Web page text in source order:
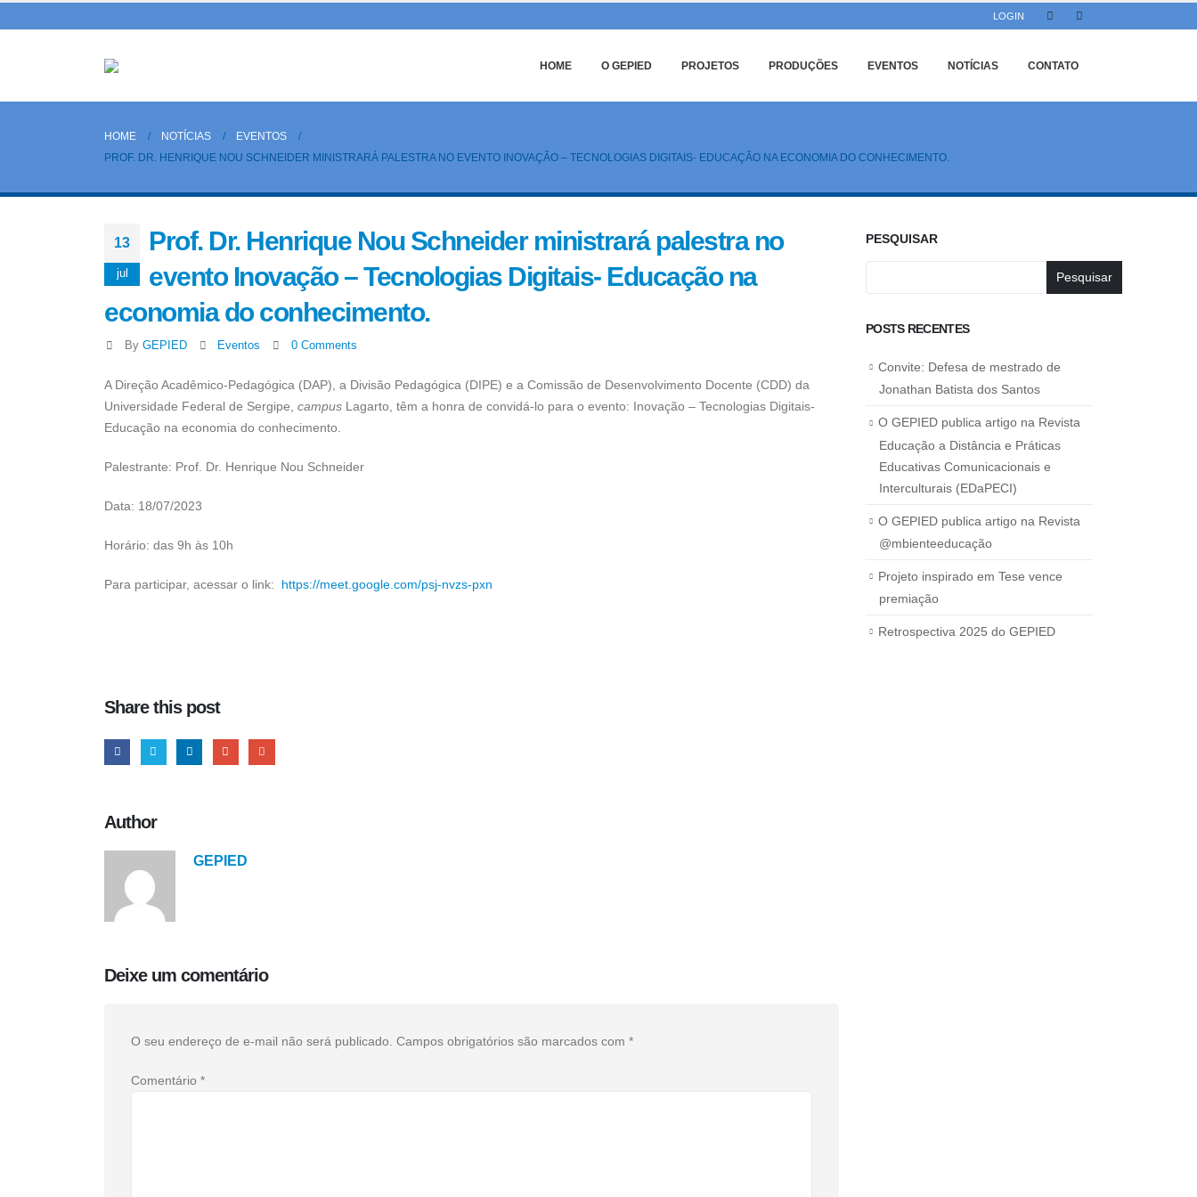
LOGIN
HOME O GEPIED PROJETOS PRODUÇÕES EVENTOS NOTÍCIAS CONTATO
HOME NOTÍCIAS
EVENTOS
PROF. DR. HENRIQUE NOU SCHNEIDER MINISTRARÁ PALESTRA NO EVENTO INOVAÇÃO – TECNOLOGIAS DIGITAIS- EDUCAÇÃO NA ECONOMIA DO CONHECIMENTO.
13
jul
Prof. Dr. Henrique Nou Schneider ministrará palestra no
evento Inovação – Tecnologias Digitais- Educação na
economia do conhecimento.
By GEPIED Eventos 0 Comments
A Direção Acadêmico-Pedagógica (DAP), a Divisão Pedagógica (DIPE) e a Comissão de Desenvolvimento Docente (CDD) da
Universidade Federal de Sergipe, campus Lagarto, têm a honra de convidá-lo para o evento: Inovação – Tecnologias Digitais-
Educação na economia do conhecimento.
Palestrante: Prof. Dr. Henrique Nou Schneider
Data: 18/07/2023
Horário: das 9h às 10h
Para participar, acessar o link: https://meet.google.com/psj-nvzs-pxn
Share this post
Author
GEPIED
Deixe um comentário
O seu endereço de e-mail não será publicado. Campos obrigatórios são marcados com *
Comentário *
PESQUISAR
Pesquisar
POSTS RECENTES
Convite: Defesa de mestrado de
Jonathan Batista dos Santos
O GEPIED publica artigo na Revista
Educação a Distância e Práticas
Educativas Comunicacionais e
Interculturais (EDaPECI)
O GEPIED publica artigo na Revista
@mbienteeducação
Projeto inspirado em Tese vence
premiação
Retrospectiva 2025 do GEPIED